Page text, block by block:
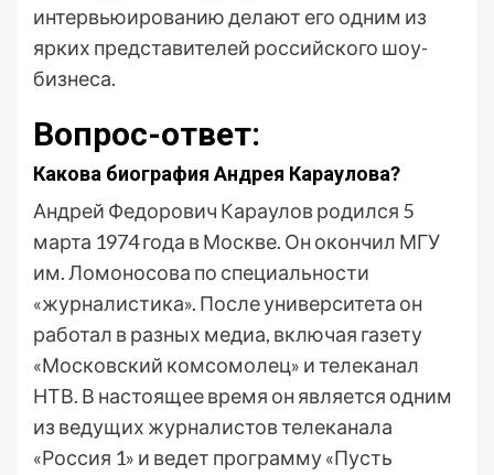
интервьюированию делают его одним из
ярких представителей российского шоу-
бизнеса.
Вопрос-ответ:
Какова биография Андрея Караулова?
Андрей Федорович Караулов родился 5
марта 1974 года в Москве. Он окончил МГУ
им. Ломоносова по специальности
«журналистика». После университета он
работал в разных медиа, включая газету
«Московский комсомолец» и телеканал
НТВ. В настоящее время он является одним
из ведущих журналистов телеканала
«Россия 1» и ведет программу «Пусть